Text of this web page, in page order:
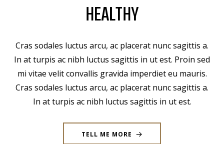
HEALTHY
Cras sodales luctus arcu, ac placerat nunc sagittis a.
In at turpis ac nibh luctus sagittis in ut est. Proin sed
mi vitae velit convallis gravida imperdiet eu mauris.
Cras sodales luctus arcu, ac placerat nunc sagittis a.
In at turpis ac nibh luctus sagittis in ut est.
TELL ME MORE